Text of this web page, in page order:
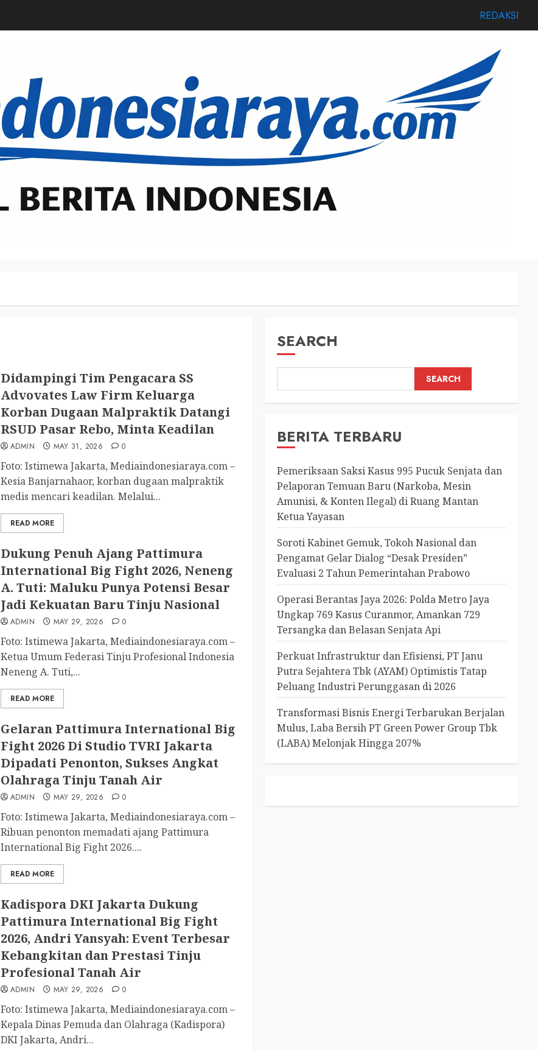
REDAKSI
Didampingi Tim Pengacara SS
Advovates Law Firm Keluarga
Korban Dugaan Malpraktik Datangi
RSUD Pasar Rebo, Minta Keadilan
ADMIN MAY 31, 2026 0
Foto: Istimewa Jakarta, Mediaindonesiaraya.com –
Kesia Banjarnahaor, korban dugaan malpraktik
medis mencari keadilan. Melalui...
READ MORE
Dukung Penuh Ajang Pattimura
International Big Fight 2026, Neneng
A. Tuti: Maluku Punya Potensi Besar
Jadi Kekuatan Baru Tinju Nasional
ADMIN MAY 29, 2026 0
Foto: Istimewa Jakarta, Mediaindonesiaraya.com –
Ketua Umum Federasi Tinju Profesional Indonesia
Neneng A. Tuti,...
READ MORE
Gelaran Pattimura International Big
Fight 2026 Di Studio TVRI Jakarta
Dipadati Penonton, Sukses Angkat
Olahraga Tinju Tanah Air
ADMIN MAY 29, 2026 0
Foto: Istimewa Jakarta, Mediaindonesiaraya.com –
Ribuan penonton memadati ajang Pattimura
International Big Fight 2026....
READ MORE
Kadispora DKI Jakarta Dukung
Pattimura International Big Fight
2026, Andri Yansyah: Event Terbesar
Kebangkitan dan Prestasi Tinju
Profesional Tanah Air
ADMIN MAY 29, 2026 0
Foto: Istimewa Jakarta, Mediaindonesiaraya.com –
Kepala Dinas Pemuda dan Olahraga (Kadispora)
DKI Jakarta, Andri...
SEARCH
SEARCH
BERITA TERBARU
Pemeriksaan Saksi Kasus 995 Pucuk Senjata dan
Pelaporan Temuan Baru (Narkoba, Mesin
Amunisi, & Konten Ilegal) di Ruang Mantan
Ketua Yayasan
Soroti Kabinet Gemuk, Tokoh Nasional dan
Pengamat Gelar Dialog “Desak Presiden”
Evaluasi 2 Tahun Pemerintahan Prabowo
Operasi Berantas Jaya 2026: Polda Metro Jaya
Ungkap 769 Kasus Curanmor, Amankan 729
Tersangka dan Belasan Senjata Api
Perkuat Infrastruktur dan Efisiensi, PT Janu
Putra Sejahtera Tbk (AYAM) Optimistis Tatap
Peluang Industri Perunggasan di 2026
Transformasi Bisnis Energi Terbarukan Berjalan
Mulus, Laba Bersih PT Green Power Group Tbk
(LABA) Melonjak Hingga 207%